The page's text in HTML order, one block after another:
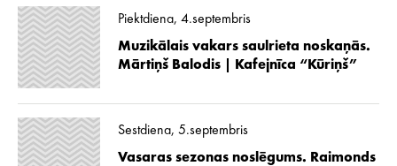
Piektdiena, 4.septembris
Muzikālais vakars saulrieta noskaņās.
Mārtiņš Balodis | Kafejnīca “Kūriņš”
Sestdiena, 5.septembris
Vasaras sezonas noslēgums. Raimonds